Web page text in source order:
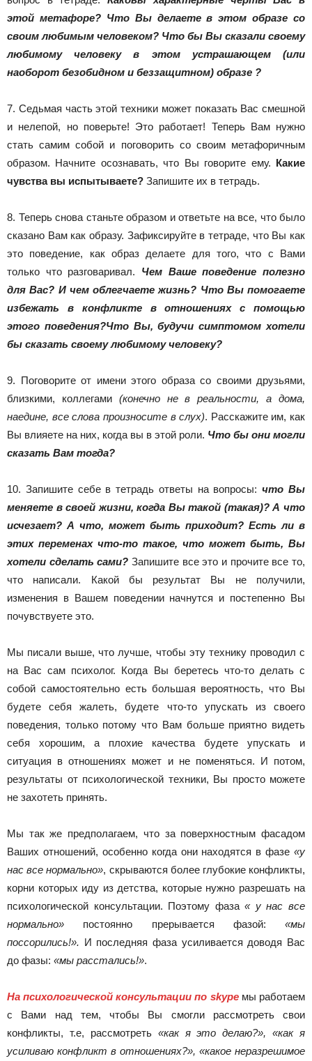
этой метафоре? Что Вы делаете в этом образе со
своим любимым человеком? Что бы Вы сказали своему
любимому человеку в этом устрашающем (или
наоборот безобидном и беззащитном) образе ?
7. Седьмая часть этой техники может показать Вас смешной
и нелепой, но поверьте! Это работает! Теперь Вам нужно
стать самим собой и поговорить со своим метафоричным
образом. Начните осознавать, что Вы говорите ему. Какие
чувства вы испытываете? Запишите их в тетрадь.
8. Теперь снова станьте образом и ответьте на все, что было
сказано Вам как образу. Зафиксируйте в тетраде, что Вы как
это поведение, как образ делаете для того, что с Вами
только что разговаривал. Чем Ваше поведение полезно
для Вас? И чем облегчаете жизнь? Что Вы помогаете
избежать в конфликте в отношениях с помощью
этого поведения?Что Вы, будучи симптомом хотели
бы сказать своему любимому человеку?
9. Поговорите от имени этого образа со своими друзьями,
близкими, коллегами (конечно не в реальности, а дома,
наедине, все слова произносите в слух). Расскажите им, как
Вы влияете на них, когда вы в этой роли. Что бы они могли
сказать Вам тогда?
10. Запишите себе в тетрадь ответы на вопросы:что Вы
меняете в своей жизни, когда Вы такой (такая)? А что
исчезает? А что, может быть приходит? Есть ли в
этих переменах что-то такое, что может быть, Вы
хотели сделать сами? Запишите все это и прочите все то,
что написали. Какой бы результат Вы не получили,
изменения в Вашем поведении начнутся и постепенно Вы
почувствуете это.
Мы писали выше, что лучше, чтобы эту технику проводил с
на Вас сам психолог. Когда Вы беретесь что-то делать с
собой самостоятельно есть большая вероятность, что Вы
будете себя жалеть, будете что-то упускать из своего
поведения, только потому что Вам больше приятно видеть
себя хорошим, а плохие качества будете упускать и
ситуация в отношениях может и не поменяться. И потом,
результаты от психологической техники, Вы просто можете
не захотеть принять.
Мы так же предполагаем, что за поверхностным фасадом
Ваших отношений, особенно когда они находятся в фазе «у
нас все нормально», скрываются более глубокие конфликты,
корни которых иду из детства, которые нужно разрешать на
психологической консультации. Поэтому фаза« у нас все
нормально» постоянно прерывается фазой: «мы
поссорились!». И последняя фаза усиливается доводя Вас
до фазы: «мы расстались!».
На психологической консультации по skype мы работаем
с Вами над тем, чтобы Вы смогли рассмотреть свои
конфликты, т.е, рассмотреть «как я это делаю?», «как я
усиливаю конфликт в отношениях?», «какое неразрешимое